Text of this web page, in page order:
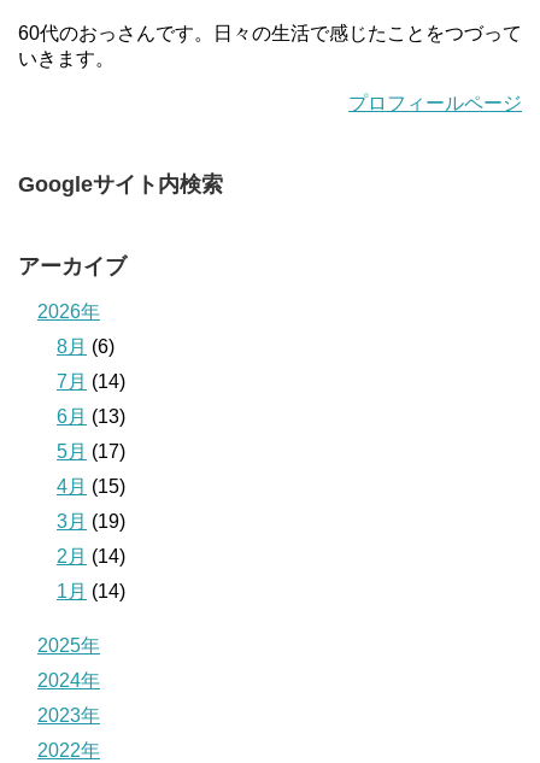
60代のおっさんです。日々の生活で感じたことをつづって
いきます。
プロフィールページ
Googleサイト内検索
アーカイブ
2026年
8月 (6)
7月 (14)
6月 (13)
5月 (17)
4月 (15)
3月 (19)
2月 (14)
1月 (14)
2025年
2024年
2023年
2022年